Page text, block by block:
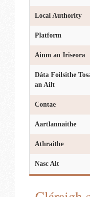
Local Authority
Platform
Ainm an Iriseora
Dáta Foilsithe
an Ailt
Contae
Aartlannaithe
Athraithe
Nasc Alt